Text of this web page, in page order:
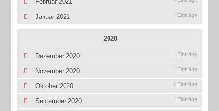
Februar 2021
Januar 2021 4 Einträge
2020
Dezember 2020 4 Einträge
November 2020 2 Einträge
Oktober 2020 6 Einträge
September 2020 4 Einträge